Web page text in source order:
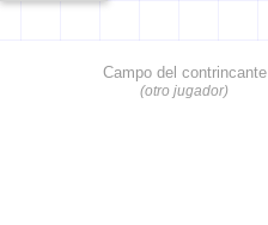
Campo del contrincante
(otro jugador)